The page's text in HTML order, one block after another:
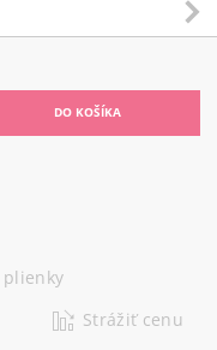
plienky
Strážiť cenu